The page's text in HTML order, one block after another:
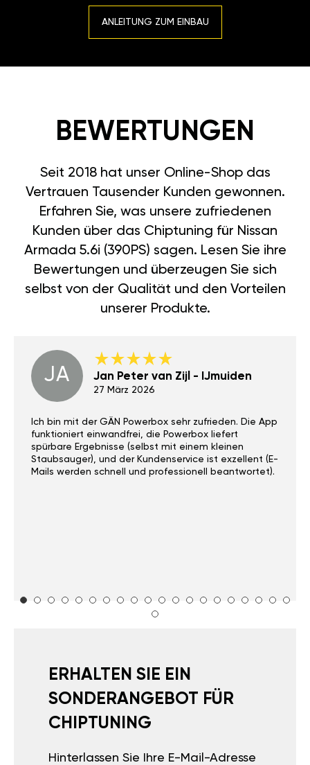
ANLEITUNG ZUM EINBAU
BEWERTUNGEN
Seit 2018 hat unser Online-Shop das
Vertrauen Tausender Kunden gewonnen.
Erfahren Sie, was unsere zufriedenen
Kunden über das Chiptuning für Nissan
Armada 5.6i (390PS) sagen. Lesen Sie ihre
Bewertungen und überzeugen Sie sich
selbst von der Qualität und den Vorteilen
unserer Produkte.
JA Jan Peter van Zijl - IJmuiden
27 März 2026
Ich bin mit der GÄN Powerbox sehr zufrieden. Die App
funktioniert einwandfrei, die Powerbox liefert
spürbare Ergebnisse (selbst mit einem kleinen
Staubsauger), und der Kundenservice ist exzellent (E-
Mails werden schnell und professionell beantwortet).
ERHALTEN SIE EIN
SONDERANGEBOT FÜR
CHIPTUNING
Hinterlassen Sie Ihre E-Mail-Adresse